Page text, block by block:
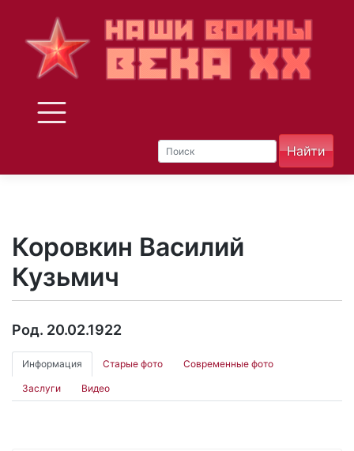
Коровкин Василий
Кузьмич
Род. 20.02.1922
Информация Старые фото Современные фото
Заслуги Видео